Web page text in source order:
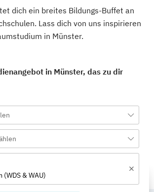
dich ein breites Bildungs-Buffet an
Lass dich von uns inspirieren
in Münster.
in Münster, das zu dir
& WAU)